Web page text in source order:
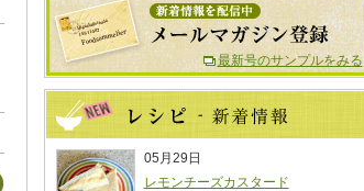
最新号のサンプルをみる
05月29日
レモンチーズカスタード